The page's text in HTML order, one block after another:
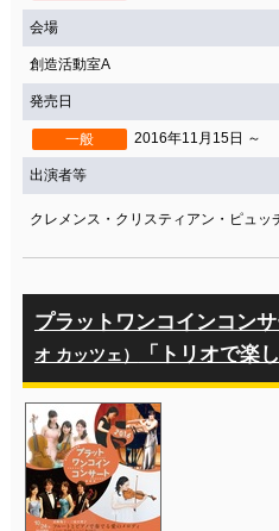
会場
創造活動室A
発売日
一般 2016年11月15日 ～
出演者等
クレメンス・クリスティアン・ピュ
オ カッツェ）
「トリオで楽